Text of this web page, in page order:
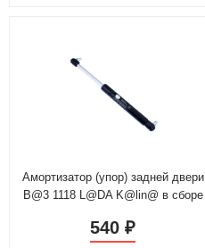
Амортизатор (упор) задней двери
B@3 1118 L@DA K@lin@ в сборе
540₽